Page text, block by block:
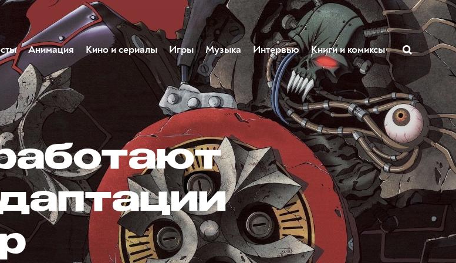
Анимация Кино и сериалы Игры Музыка Интервью Книги и комиксы